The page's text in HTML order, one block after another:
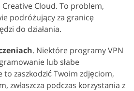
Cloud. To problem,
podróżujący za granicę
do działania.
. Niektóre programy VPN
lub słabe
to zaszkodzić Twoim zdjęciom,
zwłaszcza podczas korzystania z